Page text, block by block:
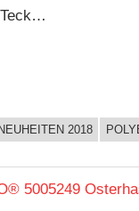
2018
5005249